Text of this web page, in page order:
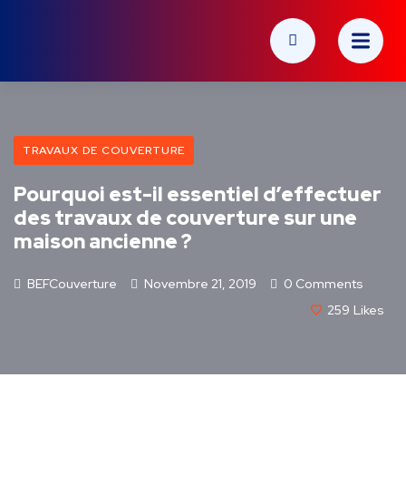
TRAVAUX DE COUVERTURE
Pourquoi est-il essentiel d’effectuer
des travaux de couverture sur une
maison ancienne ?
BEFCouverture Novembre 21, 2019
0 Comments
259 Likes